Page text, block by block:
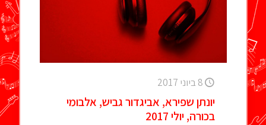
8 ביוני 2017
יונתן שפירא, אביגדור גביש, אלבומי
בכורה, יולי 2017